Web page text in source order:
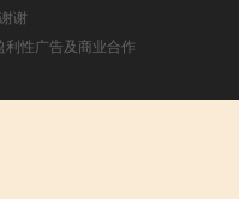
谢
性广告及商业合作